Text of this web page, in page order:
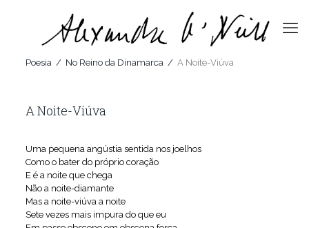
Poesia/ No Reino da Dinamarca/ A Noite-Viúva
A Noite-Viúva
Uma pequena angústia sentida nos joelhos
Como o bater do próprio coração
E é a noite que chega
Não a noite-diamante
Mas a noite-viúva a noite
Sete vezes mais impura do que eu